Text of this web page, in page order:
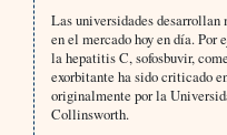
Las universidades desarrollan
en el mercado hoy en día.
la hepatitis C, sofosbuvir,
exorbitante ha sido criticado
originalmente por la
Collinsworth.